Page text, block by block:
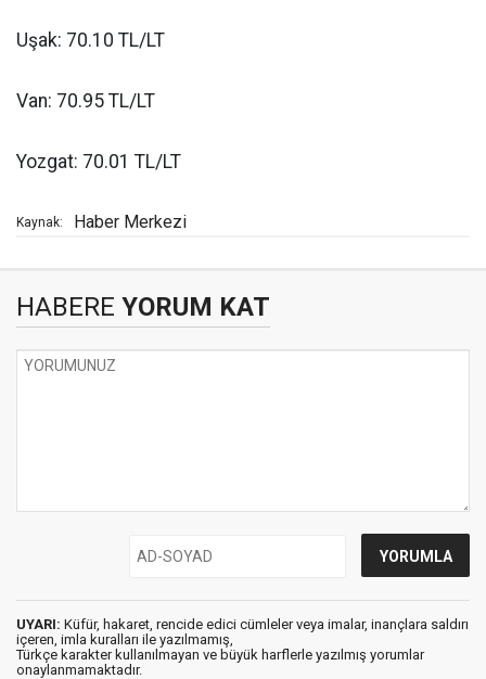
Uşak: 70.10 TL/LT
Van: 70.95 TL/LT
Yozgat: 70.01 TL/LT
Kaynak: Haber Merkezi
HABERE YORUM KAT
UYARI: Küfür, hakaret, rencide edici cümleler veya imalar, inançlara saldırı
içeren, imla kuralları ile yazılmamış,
Türkçe karakter kullanılmayan ve büyük harflerle yazılmış yorumlar
onaylanmamaktadır.